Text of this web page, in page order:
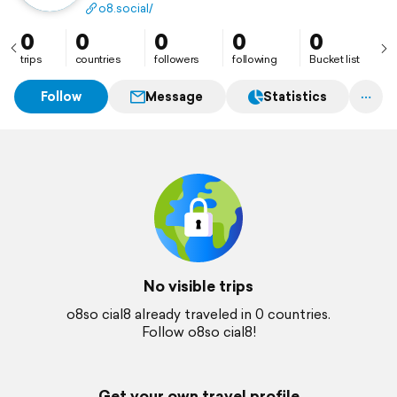
quy định pháp luật.
o8.social/
0
trips
0
countries
0
followers
0
following
0
Bucket list
Follow Message Statistics
No visible trips
o8so cial8 already traveled in 0 countries.
Follow o8so cial8!